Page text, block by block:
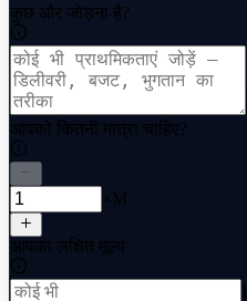
कुछ और जोड़ना है?
आपको कितनी मात्रा चाहिए?
×M
आपका लक्षित मूल्य